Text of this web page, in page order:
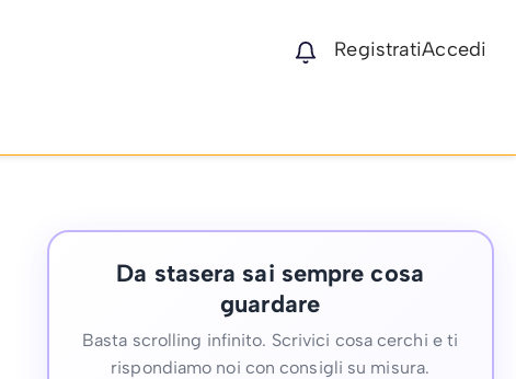
RegistratiAccedi
Da stasera sai sempre cosa
guardare
Basta scrolling infinito. Scrivici cosa cerchi e ti
rispondiamo noi con consigli su misura.